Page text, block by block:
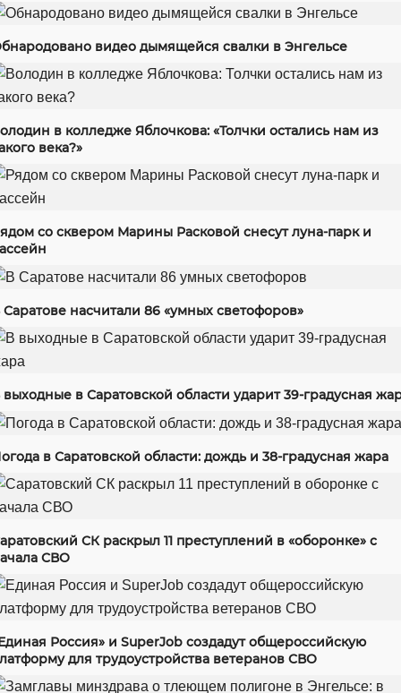
видео дымящейся свалки в Энгельсе
в колледже Яблочкова: «Толчки остались нам из
века?»
со сквером Марины Расковой снесут луна-парк и
Саратове насчитали 86 «умных светофоров»
выходные в Саратовской области ударит 39-градусная
в Саратовской области: дождь и 38-градусная жара
СК раскрыл 11 преступлений в «оборонке» с
СВО
Россия» и SuperJob создадут общероссийскую
для трудоустройства ветеранов СВО